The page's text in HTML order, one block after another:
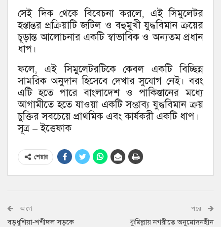
সেই দিক থেকে বিবেচনা করলে, এই সিমুলেটর
হস্তান্তর প্রক্রিয়াটি জটিল ও বহুমুখী যুদ্ধবিমান ক্রয়ের
চূড়ান্ত আলোচনার একটি স্বাভাবিক ও অন্যতম প্রধান
ধাপ।
ফলে, এই সিমুলেটরটিকে কেবল একটি বিচ্ছিন্ন
সামরিক অনুদান হিসেবে দেখার সুযোগ নেই। বরং
এটি হতে পারে বাংলাদেশ ও পাকিস্তানের মধ্যে
আগামীতে হতে যাওয়া একটি সম্ভাব্য যুদ্ধবিমান ক্রয়
চুক্তির সবচেয়ে প্রাথমিক এবং কার্যকরী একটি ধাপ।
সূত্র – ইত্তেফাক
শেয়ার
আগে
বড়ধুশিয়া-শশীদল সড়কে
পরে
কুমিল্লায় নগরীতে অনুমোদনহীন